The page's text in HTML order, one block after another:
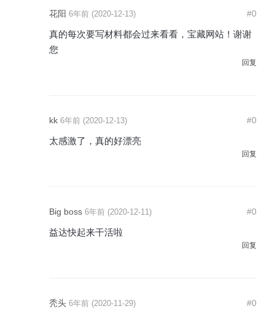
花阳 6年前 (2020-12-13) #0
真的每次要写材料都会过来看看，宝藏网站！谢谢
您
回复
kk 6年前 (2020-12-13) #0
太感激了，真的好漂亮
回复
Big boss 6年前 (2020-12-11) #0
益达快起来干活啦
回复
秃头 6年前 (2020-11-29) #0